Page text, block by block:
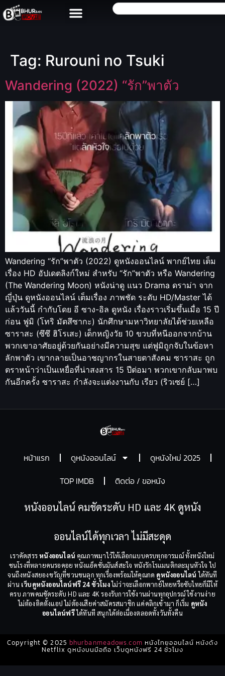
Tag: Rurouni no Tsuki
Wandering (2022) “รัก”พาตัว
Wandering “รัก”พาตัว (2022) ดูหนังออนไลน์ พากย์ไทย เต็ม
เรื่อง HD อัปเดตลิงก์ใหม่ สำหรับ “รัก”พาตัว หรือ Wandering
(The Wandering Moon) หนังน่าดู แนว Drama ดราม่า จาก
ญี่ปุ่น ดูหนังออนไลน์ เต็มเรื่อง ภาพชัด ระดับ HD/Master ได้
แล้ววันนี้ กำกับโดย อี ซาง-อิล ดูหนัง เรื่องราวเริ่มขึ้นเมื่อ 15 ปี
ก่อน ฟูมิ (โทริ มัตสึซากะ) นักศึกษามหาวิทยาลัยได้ช่วยเหลือ
ซาราสะ (ซึซึ ฮิโรเสะ) เด็กหญิงวัย 10 ขวบที่หนีออกจากบ้าน
พวกเขาอาศัยอยู่ด้วยกันอย่างมีความสุข แต่ฟูมิถูกจับในข้อหา
ลักพาตัว เขากลายเป็นอาชญากรในสายตาสังคม ซาราสะ ถูก
ตราหน้าว่าเป็นเหยื่อที่น่าสงสาร 15 ปีต่อมา พวกเขากลับมาพบ
กันอีกครั้ง ซาราสะ กำลังจะแต่งงานกับ เรียว (ริวเซย์ […]
หน้าแรก ดูหนังออนไลน์
ดูหนังใหม่ 2025
TOP IMDB
ติดต่อ / ขอหนัง
หนังออนไลน์ คมชัดระดับ HD และ 4K ดูหนัง
ออนไลน์ได้ทุกเวลา ไม่มีสะดุด
เราคัดสรรหนังออนไลน์ คุณภาพมาไว้ให้เลือกแบบครบทุกอารมณ์ ทั้งหนังใหม่
ชนโรงที่หลายคนรอคอย หนังแอ็คชั่นมันส์สะใจ หนังรักโรแมนติกละมุนหัวใจ ไป
จนถึงหนังสยองขวัญที่ชวนขนลุก ทุกเรื่องพร้อมให้คุณกด ดูหนังออนไลน์ ได้ทันที
ผ่าน เว็บดูหนังออนไลน์ฟรี 24 ชั่วโมงไม่ว่าจะเลือกพากย์ไทยหรือซับไทยก็มีให้
ครบ ภาพคมชัดระดับ HD และ 4K รองรับการใช้งานผ่านทุกอุปกรณ์ ใช้งานง่าย
ไม่ต้องติดตั้งแอป ไม่ต้องเสียค่าสมัครสมาชิก แค่คลิกเข้ามา ก็เริ่ม ดูหนัง
ออนไลน์ฟรีได้ทันที สนุกได้ต่อเนื่องตลอดทั้งวันทั้งคืน
Copyright © 2025 bhurbanmeadows.com หนังไทยออนไลน์ หนังดัง
Netflix ดูหนังบนมือถือ เว็บดูหนังฟรี 24 ชั่วโมง